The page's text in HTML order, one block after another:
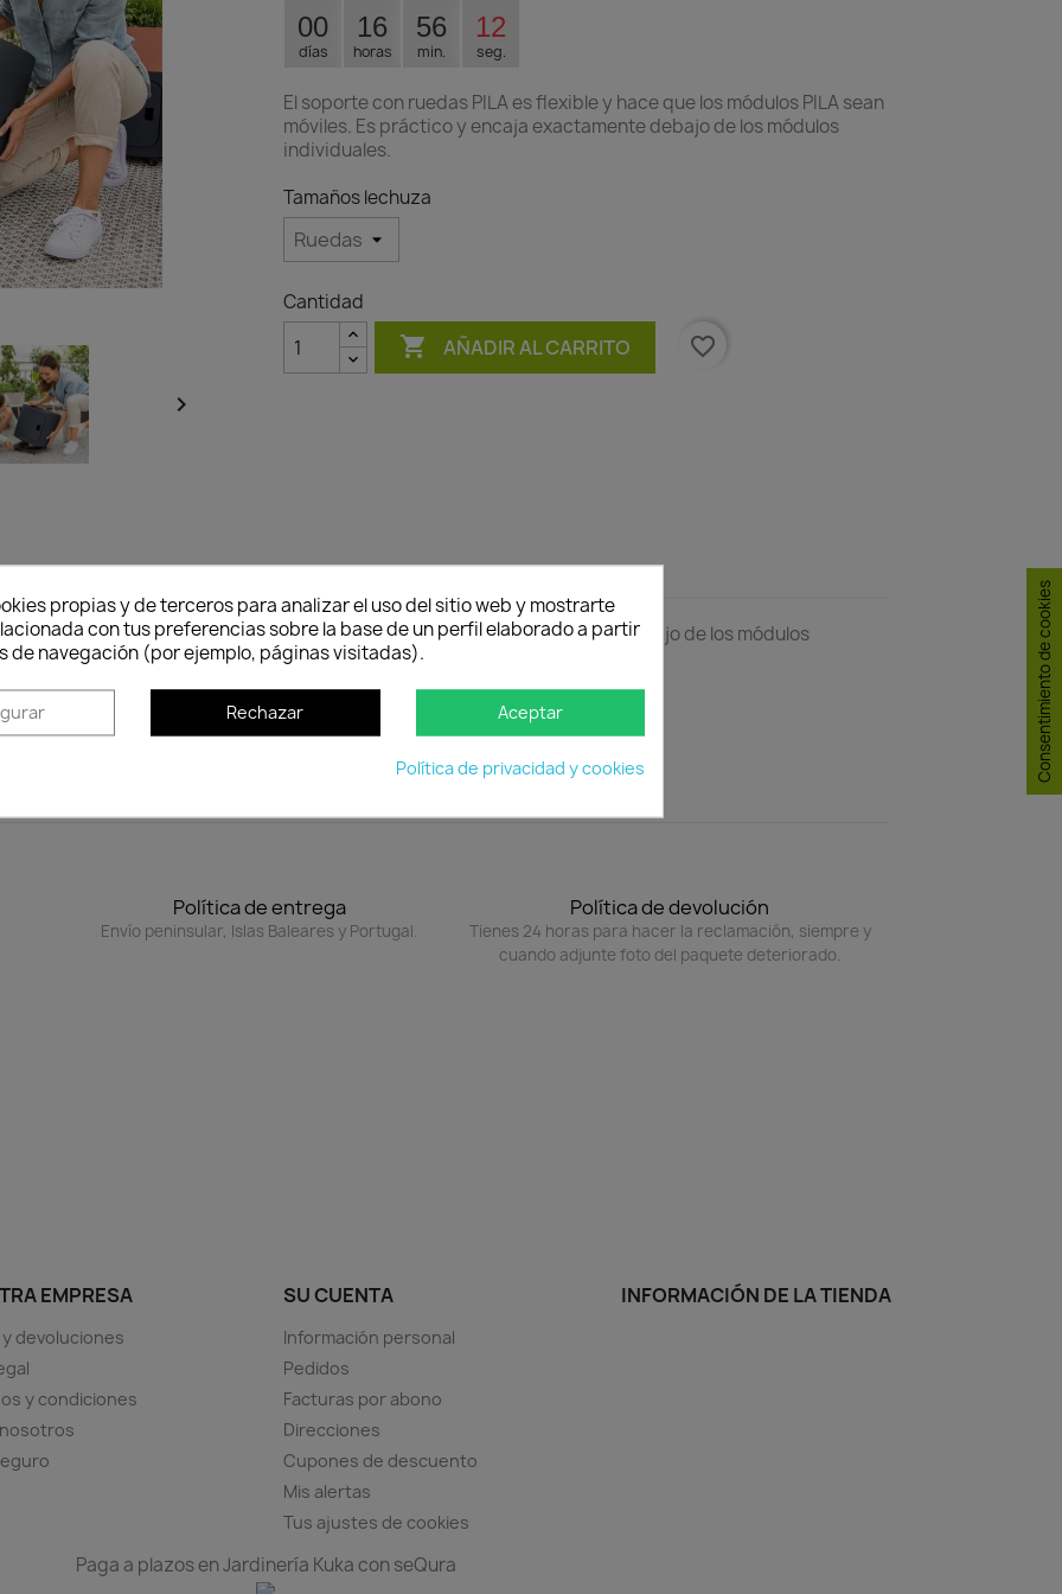

00
días
16
horas
56
min.
11
seg.
El soporte con ruedas PILA es flexible y hace que los módulos PILA sean
móviles. Es práctico y encaja exactamente debajo de los módulos
individuales.
Tamaños lechuza
Cantidad
 AÑADIR AL CARRITO favorite_border
que los módulos PILA sean móviles. Es práctico y encaja exactamente debajo de los módulos
Política de entrega
Envío peninsular, Islas Baleares y Portugal.
Política de devolución
Tienes 24 horas para hacer la reclamación, siempre y
cuando adjunte foto del paquete deteriorado.
EMPRESA
devoluciones
y condiciones
SU CUENTA
Información personal
Pedidos
Facturas por abono
Direcciones
Cupones de descuento
Mis alertas
Tus ajustes de cookies
INFORMACIÓN DE LA TIENDA
Paga a plazos en Jardinería Kuka con seQura
propias y de terceros para analizar el uso del sitio web y mostrarte
con tus preferencias sobre la base de un perfil elaborado a partir
de navegación (por ejemplo, páginas visitadas).
Rechazar Aceptar
Política de privacidad y cookies Consentimiento de cookies